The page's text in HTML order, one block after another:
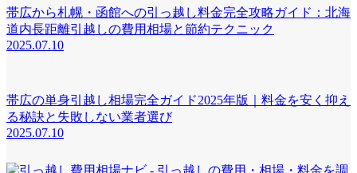
帯広から札幌・函館への引っ越し料金完全攻略ガイド：北海
道内長距離引越しの費用相場と節約テクニック
2025.07.10
帯広の単身引越し相場完全ガイド2025年版｜料金を安く抑え
る秘訣と失敗しない業者選び
2025.07.10